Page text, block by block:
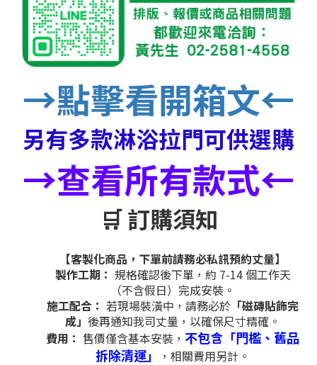
→點擊看開箱文←
另有多款淋浴拉門可供選購
→查看所有款式←
🛒 訂購須知
【客製化商品，下單前請務必私訊預約丈量】
製作工期： 規格確認後下單，約 7-14 個工作天
（不含假日）完成安裝。
施工配合： 若現場裝潢中，請務必於 「磁磚貼飾完
成」 後再通知我司丈量，以確保尺寸精確。
費用： 售價僅含基本安裝， 不包含「門檻、舊品
拆除清運」
，相關費用另計。